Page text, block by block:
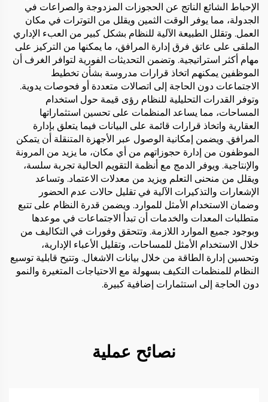
الإحباط الشائع الناتج عن الحجوزات المزدوجة والصراعات في
الجدولة، مما يوفر الوقت الثمين ويقلل من التوترات في مكان
العمل. وتقلل الطبيعة الآلية للنظام بشكل كبير من العبء الإداري
الملقى على عاتق فرق إدارة المرافق، ما يمكنها من التركيز على
مهام أكثر استراتيجية. وتضمن التحديثات الفورية لتوافر الغرف أن
الموظفين يمكنهم اتخاذ قرارات مدروسة بشأن تخطيط
الاجتماعات دون الحاجة إلى اتصالات متعددة أو فحوصات يدوية.
وتوفر القدرات التحليلية للنظام رؤى قيمة حول استخدام
المساحات، مما يساعد المنظمات على تحسين استثماراتها
العقارية واتخاذ قرارات قائمة على البيانات فيما يتعلق بإدارة
المرافق. ويضمن إمكانية الوصول عبر الأجهزة المتنقلة أن يتمكن
الموظفون من إدارة حجوزاتهم من أي مكان، ما يزيد من المرونة
والإنتاجية. ويوفر الدمج مع أنظمة التقويم الحالية تجربة سلسة،
ويقلل من منحنى التعلم ويزيد من معدلات الاعتماد. وتساعد
الإشعارات والتذكيرات الآلية في تقليل حالات عدم الحضور
وضمان الاستخدام الأمثل للموارد. ويضمن قدرة النظام على تتبع
متطلبات المعدات والخدمات أن تبدأ الاجتماعات في موعدها
وبوجود جميع الموارد اللازمة. وتتحقق وفورات في التكاليف من
خلال الاستخدام الأمثل للمساحات، وتقليل الأعباء الإدارية،
وتحسين إدارة الطاقة من خلال بيانات الاشغال. وتتيح قابلية توسيع
النظام للمنظمات التكيف بسهولة مع الاحتياجات المتغيرة والنمو
دون الحاجة إلى استثمارات إضافية كبيرة.
نصائح عملية